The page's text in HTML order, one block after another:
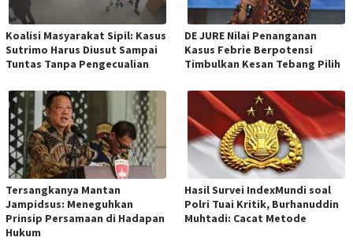
Koalisi Masyarakat Sipil: Kasus
Sutrimo Harus Diusut Sampai
Tuntas Tanpa Pengecualian
DE JURE Nilai Penanganan
Kasus Febrie Berpotensi
Timbulkan Kesan Tebang Pilih
Tersangkanya Mantan
Jampidsus: Meneguhkan
Prinsip Persamaan di Hadapan
Hukum
Hasil Survei IndexMundi soal
Polri Tuai Kritik, Burhanuddin
Muhtadi: Cacat Metode